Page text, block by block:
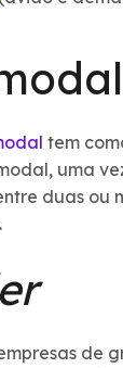
tem
uma
duas ou
de